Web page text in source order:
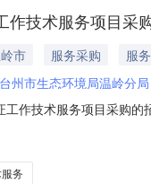
作技术服务项目采
市 服务采购
服务
台州市生态环境局温岭分局
作技术服务项目采购
温岭市固定污染源排污
务